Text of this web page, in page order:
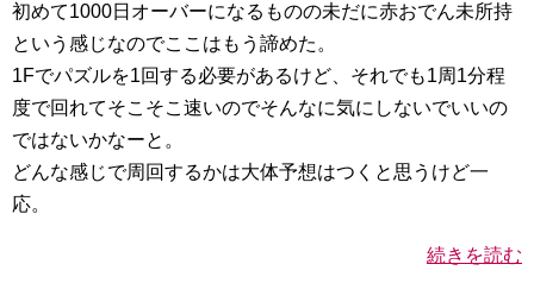
初めて1000日オーバーになるものの未だに赤おでん未所持
という感じなのでここはもう諦めた。
1Fでパズルを1回する必要があるけど、それでも1周1分程
度で回れてそこそこ速いのでそんなに気にしないでいいの
ではないかなーと。
どんな感じで周回するかは大体予想はつくと思うけど一
応。
続きを読む